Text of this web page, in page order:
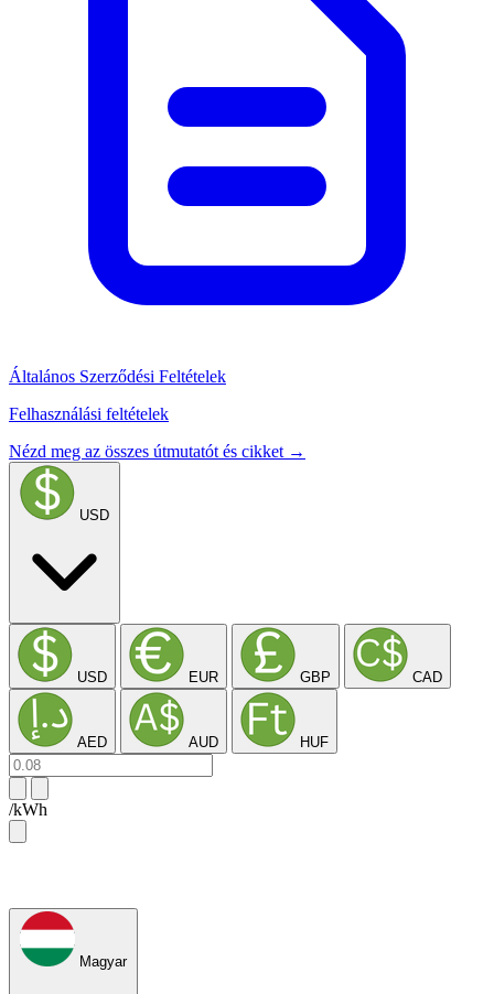
Általános Szerződési Feltételek
Felhasználási feltételek
Nézd meg az összes útmutatót és cikket →
USD
USD EUR GBP CAD
AED AUD HUF
/kWh
Magyar